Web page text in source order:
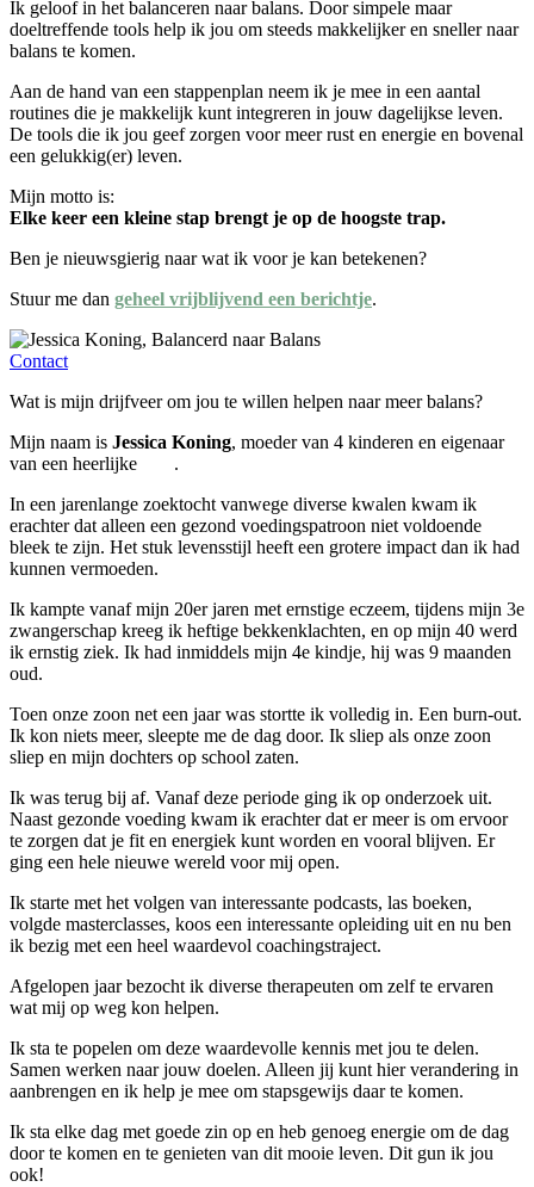
Ik geloof in het balanceren naar balans. Door simpele maar
doeltreffende tools help ik jou om steeds makkelijker en sneller naar
balans te komen.
Aan de hand van een stappenplan neem ik je mee in een aantal
routines die je makkelijk kunt integreren in jouw dagelijkse leven.
De tools die ik jou geef zorgen voor meer rust en energie en bovenal
een gelukkig(er) leven.
Mijn motto is:
Elke keer een kleine stap brengt je op de hoogste trap.
Ben je nieuwsgierig naar wat ik voor je kan betekenen?
Stuur me dan geheel vrijblijvend een berichtje.
Contact
Wat is mijn drijfveer om jou te willen helpen naar meer balans?
Mijn naam is Jessica Koning, moeder van 4 kinderen en eigenaar
van een heerlijke
.
In een jarenlange zoektocht vanwege diverse kwalen kwam ik
erachter dat alleen een gezond voedingspatroon niet voldoende
bleek te zijn. Het stuk levensstijl heeft een grotere impact dan ik had
kunnen vermoeden.
Ik kampte vanaf mijn 20er jaren met ernstige eczeem, tijdens mijn 3e
zwangerschap kreeg ik heftige bekkenklachten, en op mijn 40 werd
ik ernstig ziek. Ik had inmiddels mijn 4e kindje, hij was 9 maanden
oud.
Toen onze zoon net een jaar was stortte ik volledig in. Een burn-out.
Ik kon niets meer, sleepte me de dag door. Ik sliep als onze zoon
sliep en mijn dochters op school zaten.
Ik was terug bij af. Vanaf deze periode ging ik op onderzoek uit.
Naast gezonde voeding kwam ik erachter dat er meer is om ervoor
te zorgen dat je fit en energiek kunt worden en vooral blijven. Er
ging een hele nieuwe wereld voor mij open.
Ik starte met het volgen van interessante podcasts, las boeken,
volgde masterclasses, koos een interessante opleiding uit en nu ben
ik bezig met een heel waardevol coachingstraject.
Afgelopen jaar bezocht ik diverse therapeuten om zelf te ervaren
wat mij op weg kon helpen.
Ik sta te popelen om deze waardevolle kennis met jou te delen.
Samen werken naar jouw doelen. Alleen jij kunt hier verandering in
aanbrengen en ik help je mee om stapsgewijs daar te komen.
Ik sta elke dag met goede zin op en heb genoeg energie om de dag
door te komen en te genieten van dit mooie leven. Dit gun ik jou
ook!